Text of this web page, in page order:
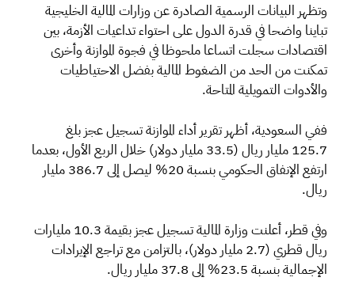
وتظهر البيانات الرسمية الصادرة عن وزارات المالية الخليجية
تباينا واضحا في قدرة الدول على احتواء تداعيات الأزمة، بين
اقتصادات سجلت اتساعا ملحوظا في فجوة الموازنة وأخرى
تمكنت من الحد من الضغوط المالية بفضل الاحتياطيات
والأدوات التمويلية المتاحة.
ففي السعودية، أظهر تقرير أداء الموازنة تسجيل عجز بلغ
125.7 مليار ريال (33.5 مليار دولار) خلال الربع الأول، بعدما
ارتفع الإنفاق الحكومي بنسبة 20% ليصل إلى 386.7 مليار
ريال.
وفي قطر، أعلنت وزارة المالية تسجيل عجز بقيمة 10.3 مليارات
ريال قطري (2.7 مليار دولار)، بالتزامن مع تراجع الإيرادات
الإجمالية بنسبة 23.5% إلى 37.8 مليار ريال.